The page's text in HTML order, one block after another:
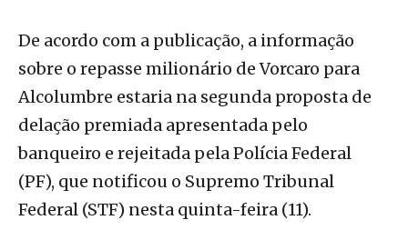
De acordo com a publicação, a informação
sobre o repasse milionário de Vorcaro para
Alcolumbre estaria na segunda proposta de
delação premiada apresentada pelo
banqueiro e rejeitada pela Polícia Federal
(PF), que notificou o Supremo Tribunal
Federal (STF) nesta quinta-feira (11).